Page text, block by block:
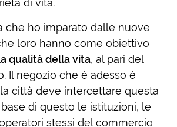
di vita.
che ho imparato dalle nuove
loro hanno come obiettivo
qualità della vita, al pari del
Il negozio che è adesso è
città deve intercettare questa
di questo le istituzioni, le
stessi del commercio